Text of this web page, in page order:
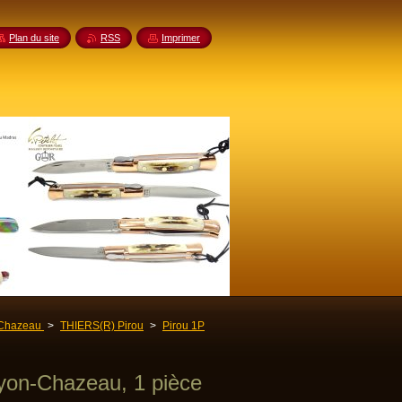
> THIERS(R) Pirou >
Pirou 1P
Chazeau, 1 pièce
Plan du site RSS Imprimer